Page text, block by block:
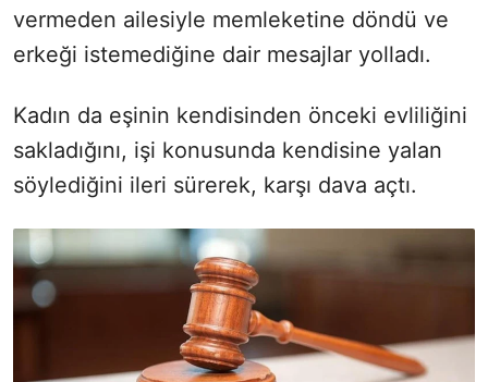
vermeden ailesiyle memleketine döndü ve
erkeği istemediğine dair mesajlar yolladı.
Kadın da eşinin kendisinden önceki evliliğini
sakladığını, işi konusunda kendisine yalan
söylediğini ileri sürerek, karşı dava açtı.